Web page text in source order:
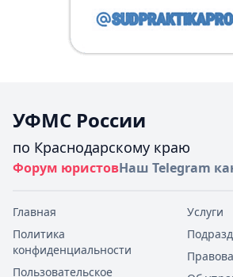
УФМС России
по Краснодарскому краю
Форум юристовНаш Telegram
Главная
Политика
конфиденциальности
Пользовательское
Услуги